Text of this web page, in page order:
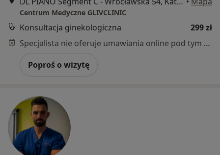
Centrum Medyczne GLIVCLINIC
Konsultacja ginekologiczna
299 zł
Specjalista nie oferuje umawiania online pod tym adresem.
Poproś o wizytę